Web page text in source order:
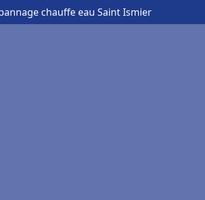
chauffe eau Saint Ismier